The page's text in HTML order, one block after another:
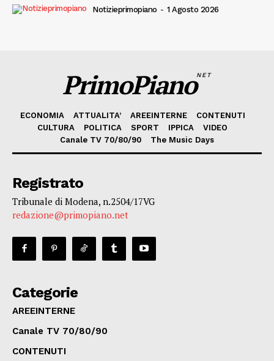
Notizieprimopiano - 1 Agosto 2026
PrimoPianoNET
ECONOMIA ATTUALITA’ AREEINTERNE
CONTENUTI
CULTURA
POLITICA SPORT IPPICA
VIDEO
Canale TV 70/80/90
The Music Days
Registrato
Tribunale di Modena, n.2504/17VG
redazione@primopiano.net
Categorie
AREEINTERNE
Canale TV 70/80/90
CONTENUTI